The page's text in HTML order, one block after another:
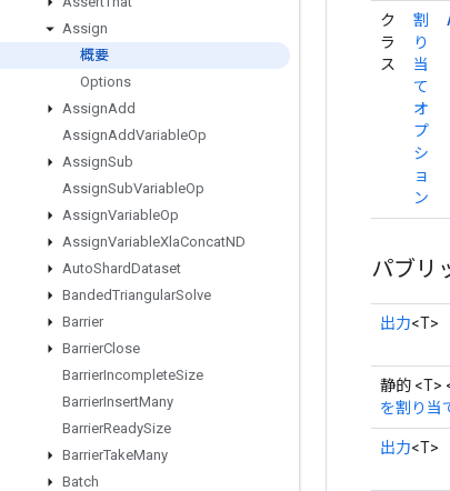
Assign
概要
Options
AssignAdd
AssignAddVariableOp
AssignSub
AssignSubVariableOp
AssignVariableOp
AssignVariableXlaConcatND
AutoShardDataset
BandedTriangularSolve
Barrier
BarrierClose
BarrierIncompleteSize
BarrierInsertMany
BarrierReadySize
BarrierTakeMany
Batch
ク
ラ
ス
割
り
当
て
オ
プ
シ
ョ
ン
パブリ
出力<T>
静的 <T>
を割り当
出力<T>